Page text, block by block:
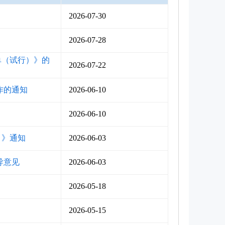
2026-07-30
2026-07-28
试行）》的
2026-07-22
的通知 2026-06-10
2026-06-10
通知 2026-06-03
意见 2026-06-03
2026-05-18
2026-05-15